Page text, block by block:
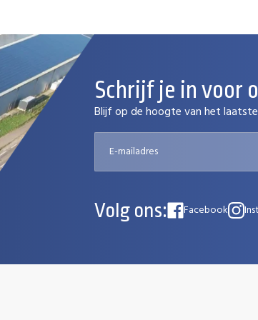
Schrijf je in voor
Blijf op de hoogte van het
Volg ons: Facebook